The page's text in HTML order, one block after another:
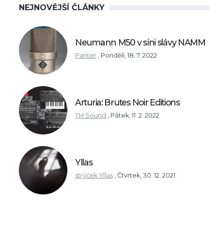
NEJNOVĚJŠÍ ČLÁNKY
Neumann M50 v síni slávy NAMM
Panter , Pondělí, 18. 7. 2022
Arturia: Brutes Noir Editions
TM Sound , Pátek, 11. 2. 2022
Yllas
strýček Yllas , Čtvrtek, 30. 12. 2021